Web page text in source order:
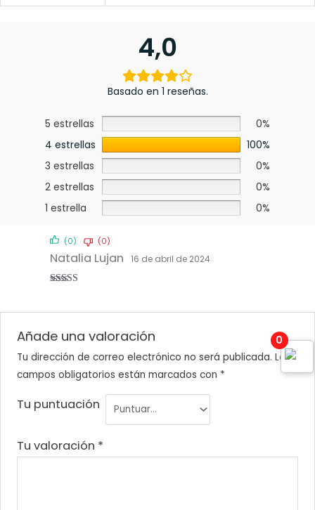
4,0
Basado en 1 reseñas.
5 estrellas
0%
4 estrellas
100%
3 estrellas
0%
2 estrellas
0%
1 estrella
0%
Natalia Lujan 16 de abril de 2024
(0) (0)
Añade una valoración
Tu dirección de correo electrónico no será publicada. Los
campos obligatorios están marcados con *
Tu puntuación
Tu valoración *
0